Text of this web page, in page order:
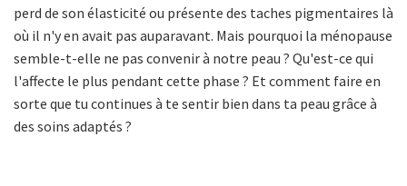
perd de son élasticité ou présente des taches pigmentaires là
où il n'y en avait pas auparavant. Mais pourquoi la ménopause
semble-t-elle ne pas convenir à notre peau ? Qu'est-ce qui
l'affecte le plus pendant cette phase ? Et comment faire en
sorte que tu continues à te sentir bien dans ta peau grâce à
des soins adaptés ?